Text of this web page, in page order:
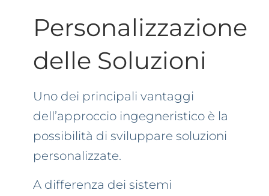
Personalizzazione
delle Soluzioni
Uno dei principali vantaggi
dell’approccio ingegneristico è la
possibilità di sviluppare soluzioni
personalizzate.
A differenza dei sistemi